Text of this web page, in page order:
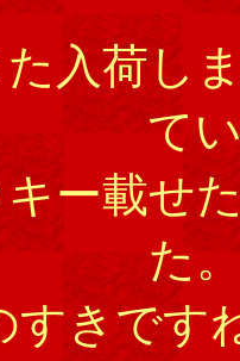
入荷し
て
ー載せ
た
すきです